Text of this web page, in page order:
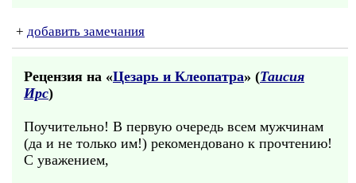
+ добавить замечания
Рецензия на «Цезарь и Клеопатра» (Таисия
Ирс)
Поучительно! В первую очередь всем мужчинам
(да и не только им!) рекомендовано к прочтению!
С уважением,